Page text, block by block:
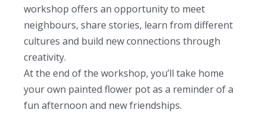
workshop offers an opportunity to meet
neighbours, share stories, learn from different
cultures and build new connections through
creativity.
At the end of the workshop, you’ll take home
your own painted flower pot as a reminder of a
fun afternoon and new friendships.